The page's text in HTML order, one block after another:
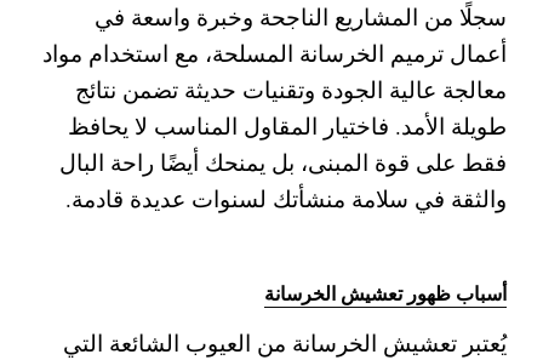
سجلًا من المشاريع الناجحة وخبرة واسعة في
أعمال ترميم الخرسانة المسلحة، مع استخدام مواد
معالجة عالية الجودة وتقنيات حديثة تضمن نتائج
طويلة الأمد. فاختيار المقاول المناسب لا يحافظ
فقط على قوة المبنى، بل يمنحك أيضًا راحة البال
والثقة في سلامة منشأتك لسنوات عديدة قادمة.
أسباب ظهور تعشيش الخرسانة
يُعتبر تعشيش الخرسانة من العيوب الشائعة التي